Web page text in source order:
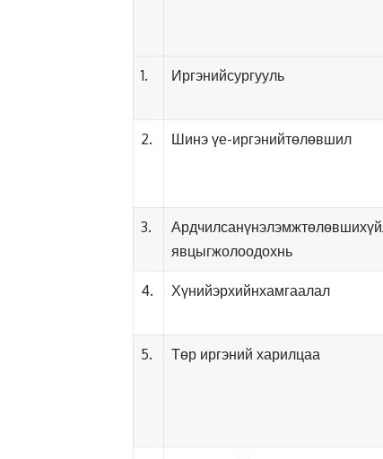
1. Иргэнийсургууль
2. Шинэ үе-иргэнийтөлөвшил
3.
явцыгжолоодохнь
4. Хүнийэрхийнхамгаалал
5. Төр иргэний харилцаа